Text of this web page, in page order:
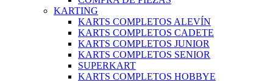
KARTING
KARTS COMPLETOS ALEVÍN
KARTS COMPLETOS CADETE
KARTS COMPLETOS JUNIOR
KARTS COMPLETOS SENIOR
SUPERKART
KARTS COMPLETOS HOBBYE